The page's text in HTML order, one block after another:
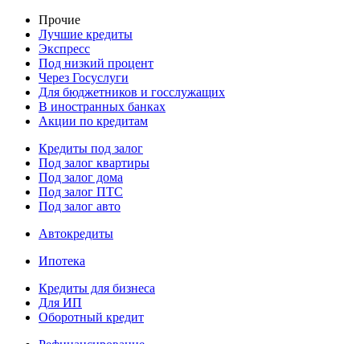
Прочие
Лучшие кредиты
Экспресс
Под низкий процент
Через Госуслуги
Для бюджетников и госслужащих
В иностранных банках
Акции по кредитам
Кредиты под залог
Под залог квартиры
Под залог дома
Под залог ПТС
Под залог авто
Автокредиты
Ипотека
Кредиты для бизнеса
Для ИП
Оборотный кредит